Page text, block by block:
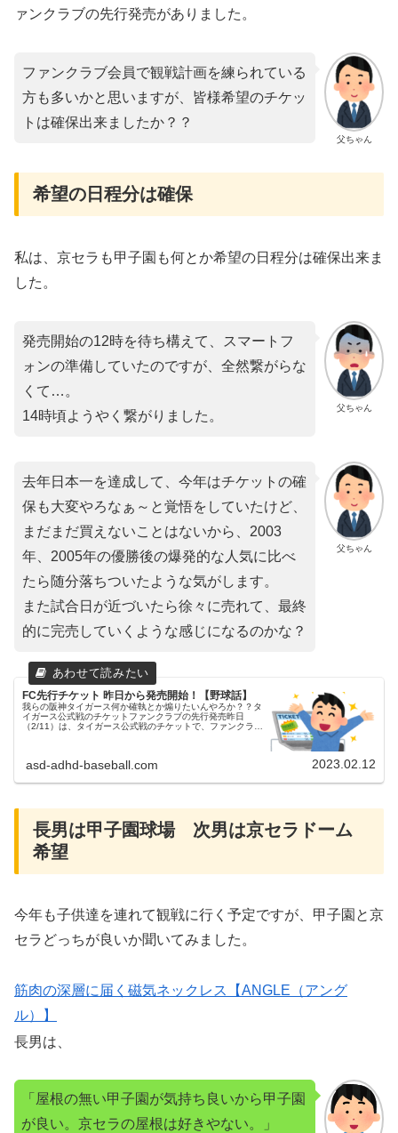
ァンクラブの先行発売がありました。
父ちゃん
ファンクラブ会員で観戦計画を練られている
方も多いかと思いますが、皆様希望のチケッ
トは確保出来ましたか？？
希望の日程分は確保
私は、京セラも甲子園も何とか希望の日程分は確保出来ま
した。
父ちゃん
発売開始の12時を待ち構えて、スマートフ
ォンの準備していたのですが、全然繋がらな
くて…。
14時頃ようやく繋がりました。
父ちゃん
去年日本一を達成して、今年はチケットの確
保も大変やろなぁ～と覚悟をしていたけど、
まだまだ買えないことはないから、2003
年、2005年の優勝後の爆発的な人気に比べ
たら随分落ちついたような気がします。
また試合日が近づいたら徐々に売れて、最終
的に完売していくような感じになるのかな？
FC先行チケット 昨日から発売開始！【野球話】
我らの阪神タイガース何か確執とか煽りたいんやろか？？タ
イガース公式戦のチケットファンクラブの先行発売昨日
（2/11）は、タイガース公式戦のチケットで、ファンクラブ
asd-adhd-baseball.com 2023.02.12
長男は甲子園球場 次男は京セラドーム
希望
今年も子供達を連れて観戦に行く予定ですが、甲子園と京
セラどっちが良いか聞いてみました。
筋肉の深層に届く磁気ネックレス【ANGLE（アング
ル）】
長男は、
「屋根の無い甲子園が気持ち良いから甲子園
が良い。京セラの屋根は好きやない。」